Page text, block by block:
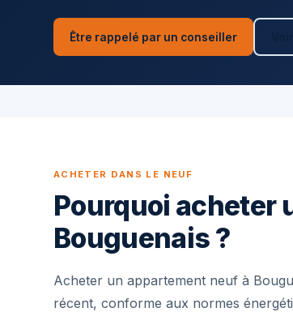
Être rappelé par un conseiller
ACHETER DANS LE NEUF
Pourquoi acheter
Bouguenais ?
Acheter un appartement neuf à
récent, conforme aux normes